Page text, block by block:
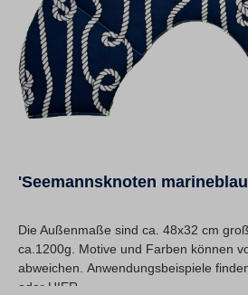
'Seemannsknoten
Die Außenmaße sind ca. 48x32 cm
ca.1200g. Motive und Farben können
abweichen. Anwendungsbeispiele finden Sie in der Beratung
oder HIER.